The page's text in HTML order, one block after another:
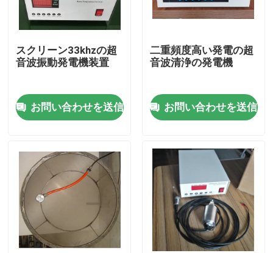
家
製品
私達について
スクリーン33khzの超
音波振動発電機装置
お問い合わせを送信
二重頻度高い発電の超
音波清浄の発電機
お問い合わせを送信